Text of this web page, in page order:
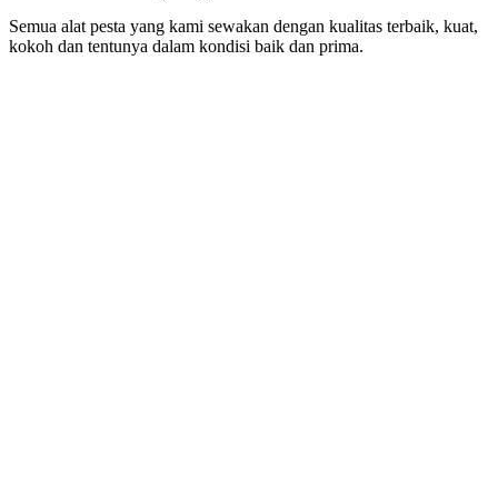
Semua alat pesta yang kami sewakan dengan kualitas terbaik, kuat,
kokoh dan tentunya dalam kondisi baik dan prima.